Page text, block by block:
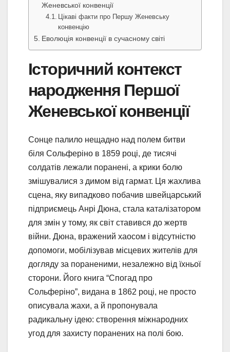
Женевської конвенції
Цікаві факти про Першу Женевську
конвенцію
Еволюція конвенції в сучасному світі
Історичний контекст
народження Першої
Женевської конвенції
Сонце палило нещадно над полем битви
біля Сольферіно в 1859 році, де тисячі
солдатів лежали поранені, а крики болю
змішувалися з димом від гармат. Ця жахлива
сцена, яку випадково побачив швейцарський
підприємець Анрі Дюна, стала каталізатором
для змін у тому, як світ ставився до жертв
війни. Дюна, вражений хаосом і відсутністю
допомоги, мобілізував місцевих жителів для
догляду за пораненими, незалежно від їхньої
сторони. Його книга “Спогад про
Сольферіно”, видана в 1862 році, не просто
описувала жахи, а й пропонувала
радикальну ідею: створення міжнародних
угод для захисту поранених на полі бою.